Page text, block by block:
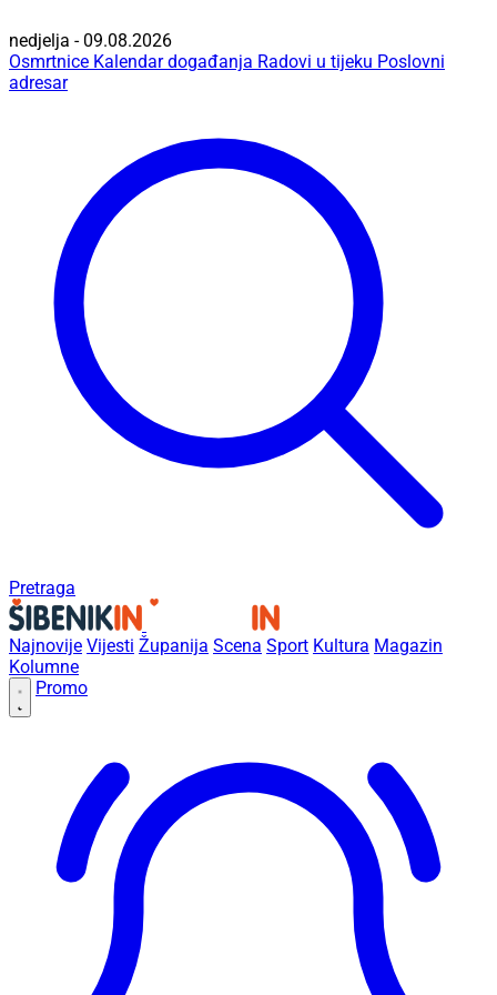
nedjelja - 09.08.2026
Osmrtnice Kalendar događanja Radovi u tijeku Poslovni
adresar
Pretraga
Najnovije Vijesti Županija Scena Sport Kultura Magazin
Kolumne
Promo